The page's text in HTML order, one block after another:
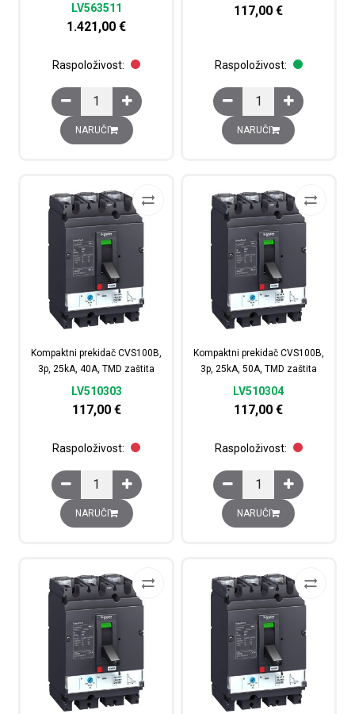
LV563511
1.421,00€
Raspoloživost:
EasyPact CVS630N, 50 kA pri 415 VAC, 630 A ETS
NARUČI
117,00€
Raspoloživost:
Kompaktni prekidač
NARUČI
Kompaktni prekidač CVS100B,
3p, 25kA, 40A, TMD zaštita
LV510303
117,00 €
Raspoloživost:
Kompaktni prekidač CVS100B, 3p, 25kA, 40A, TMD
NARUČI
Kompaktni prekidač CVS100B,
3p, 25kA, 50A, TMD zaštita
LV510304
117,00€
Raspoloživost:
Kompaktni prekidač
NARUČI